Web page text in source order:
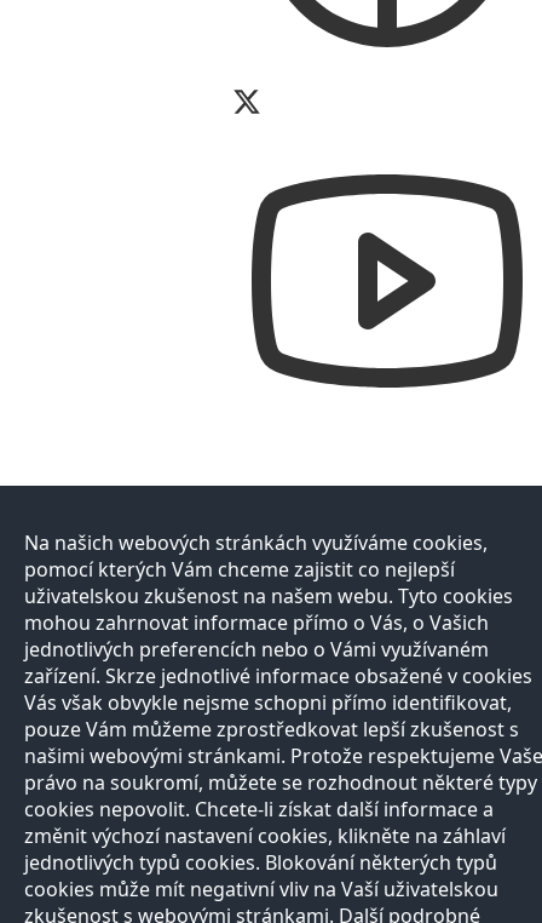
Na našich webových stránkách využíváme cookies,
pomocí kterých Vám chceme zajistit co nejlepší
uživatelskou zkušenost na našem webu. Tyto cookies
mohou zahrnovat informace přímo o Vás, o Vašich
jednotlivých preferencích nebo o Vámi využívaném
zařízení. Skrze jednotlivé informace obsažené v cookies
Vás však obvykle nejsme schopni přímo identifikovat,
pouze Vám můžeme zprostředkovat lepší zkušenost s
našimi webovými stránkami. Protože respektujeme Vaše
právo na soukromí, můžete se rozhodnout některé typy
cookies nepovolit. Chcete-li získat další informace a
změnit výchozí nastavení cookies, klikněte na záhlaví
jednotlivých typů cookies. Blokování některých typů
cookies může mít negativní vliv na Vaší uživatelskou
zkušenost s webovými stránkami. Další podrobné